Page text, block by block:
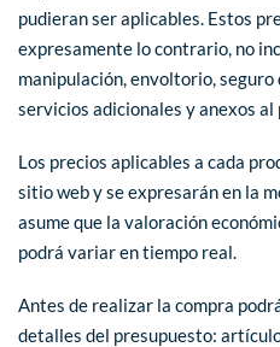
pudieran ser aplicables. Estos
expresamente lo contrario, no
manipulación, envoltorio,
servicios adicionales y anexos
Los precios aplicables a cada
sitio web y se expresarán en la
asume que la valoración
podrá variar en tiempo real.
Antes de realizar la compra
detalles del presupuesto: